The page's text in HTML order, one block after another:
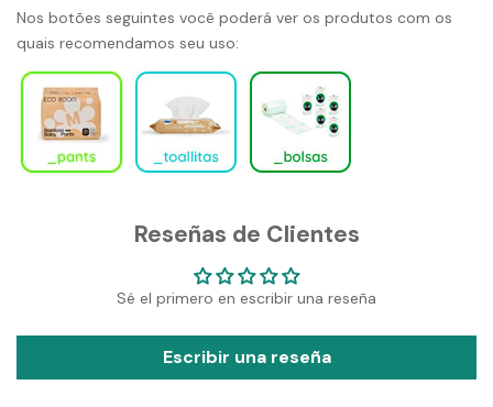
Nos botões seguintes você poderá ver os produtos com os
quais recomendamos seu uso:
Reseñas de Clientes
Sé el primero en escribir una reseña
Escribir una reseña